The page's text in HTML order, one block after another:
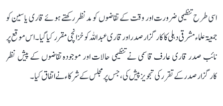
اسی طرح تنظیمی ضرورت اور وقت کے تقاضوں کو مدنظر رکھتے ہوئے قاری یاسین کو
جمعیۃ علماء مشرقی دہلی کا کارگزار صدر اور قاری عبد اللہ کو خزانچی مقرر کیا گیا۔ اس موقع پر
نائب صدر قاری عارف قاسمی نے تنظیمی حالات اور موجودہ تقاضوں کے پیش نظر
کارگزار صدر کے تقرر کی تجویز پیش کی، جس پر مجلس کے شرکاء نے اتفاق کیا۔